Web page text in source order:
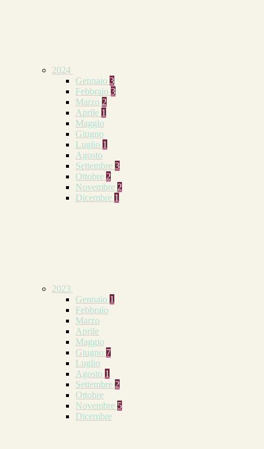
2024
Gennaio 3
Febbraio 3
Marzo 2
Aprile 1
Maggio
Giugno
Luglio 1
Agosto
Settembre 3
Ottobre 2
Novembre 2
Dicembre 1
2023
Gennaio 1
Febbraio
Marzo
Aprile
Maggio
Giugno 7
Luglio
Agosto 1
Settembre 2
Ottobre
Novembre 5
Dicembre